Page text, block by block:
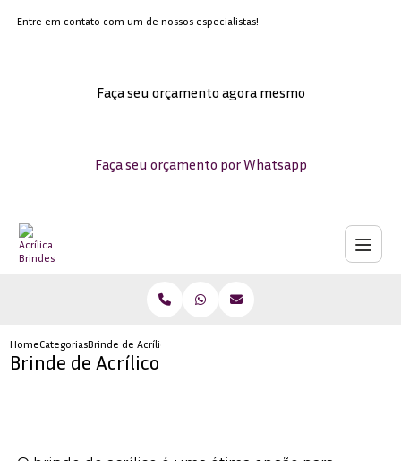
Entre em contato com um de nossos especialistas!
Faça seu orçamento agora mesmo
Faça seu orçamento por Whatsapp
HomeCategoriasBrinde de Acrílico
Brinde de Acrílico